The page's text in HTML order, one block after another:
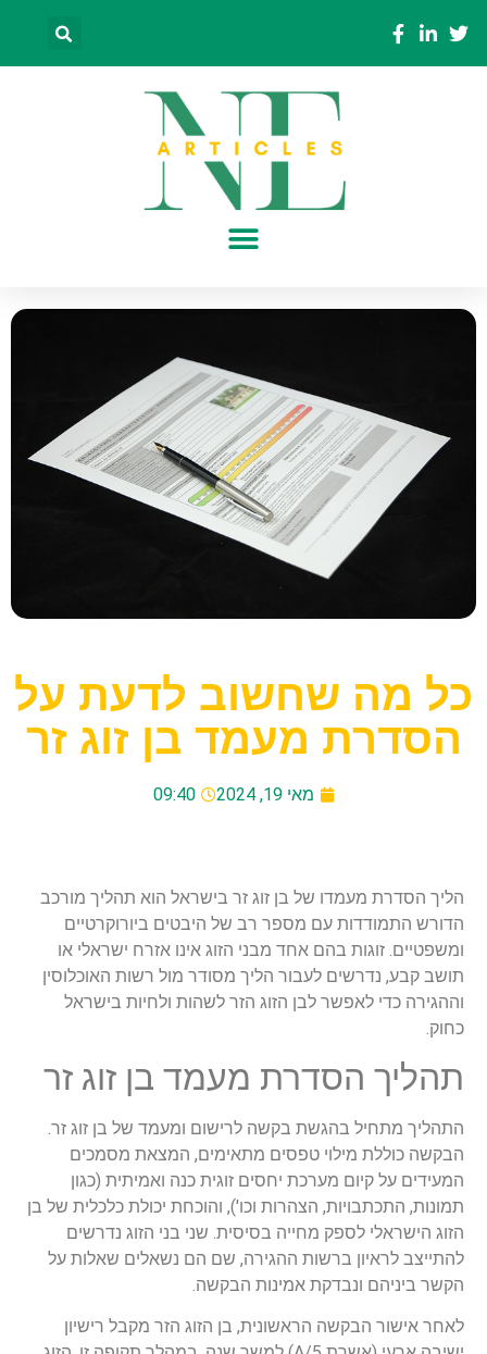
כל מה שחשוב לדעת על
הסדרת מעמד בן זוג זר
מאי 19, 2024 09:40
הליך הסדרת מעמדו של בן זוג זר בישראל הוא תהליך מורכב
הדורש התמודדות עם מספר רב של היבטים ביורוקרטיים
ומשפטיים. זוגות בהם אחד מבני הזוג אינו אזרח ישראלי או
תושב קבע, נדרשים לעבור הליך מסודר מול רשות האוכלוסין
וההגירה כדי לאפשר לבן הזוג הזר לשהות ולחיות בישראל
כחוק.
תהליך הסדרת מעמד בן זוג זר
התהליך מתחיל בהגשת בקשה לרישום ומעמד של בן זוג זר.
הבקשה כוללת מילוי טפסים מתאימים, המצאת מסמכים
המעידים על קיום מערכת יחסים זוגית כנה ואמיתית (כגון
תמונות, התכתבויות, הצהרות וכו'), והוכחת יכולת כלכלית של בן
הזוג הישראלי לספק מחייה בסיסית. שני בני הזוג נדרשים
להתייצב לראיון ברשות ההגירה, שם הם נשאלים שאלות על
הקשר ביניהם ונבדקת אמינות הבקשה.
לאחר אישור הבקשה הראשונית, בן הזוג הזר מקבל רישיון